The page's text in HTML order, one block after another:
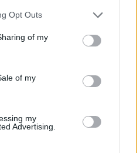
Opt Outs
of my
of my
my
Advertising.
un tapis de sol ou
pour vous installer
les de façon à profiter du
clés de votre
du jardin zen